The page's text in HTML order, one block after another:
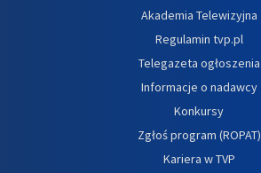
Akademia Telewizyjna
Regulamin tvp.pl
Telegazeta ogłoszenia
Informacje o nadawcy
Konkursy
Zgłoś program (ROPAT)
Kariera w TVP